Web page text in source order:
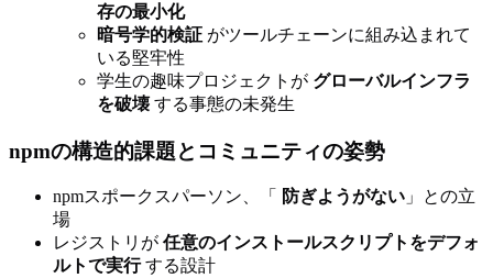
存の最小化
暗号学的検証 がツールチェーンに組み込まれて
いる堅牢性
学生の趣味プロジェクトが グローバルインフラ
を破壊する事態の未発生
npmの構造的課題とコミュニティの姿勢
npmスポークスパーソン、「 防ぎようがない 」との立
場
レジストリが 任意のインストールスクリプトをデフォ
ルトで実行する設計